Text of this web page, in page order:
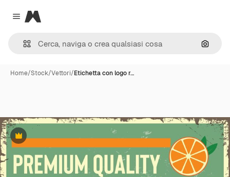
Close menu
Magnific
Cerca
Home/Stock/Vettori/Etichetta con logo r…
Premium